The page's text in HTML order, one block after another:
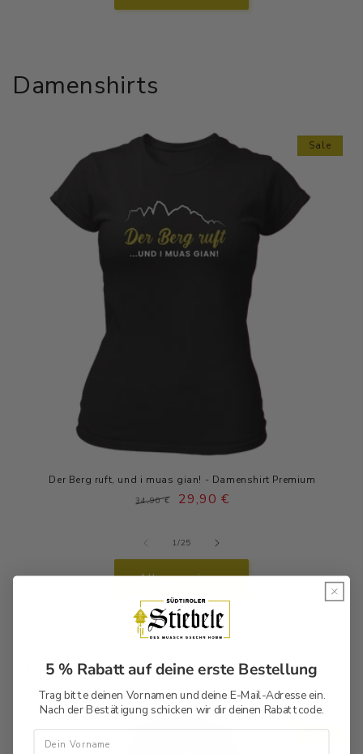
Damenshirts
Sale
Der Berg ruft, und i muas gian! - Damenshirt Premium
Normaler
34,90 €
Verkaufspreis
29,90 €
1/von
25
Alle anzeigen
Unisex Hoodies
Sale
5 % Rabatt auf deine erste Bestellung
Trag bitte deinen Vornamen und deine E-Mail-Adresse ein.
Nach der Bestätigung schicken wir dir deinen Rabattcode.
Vorname